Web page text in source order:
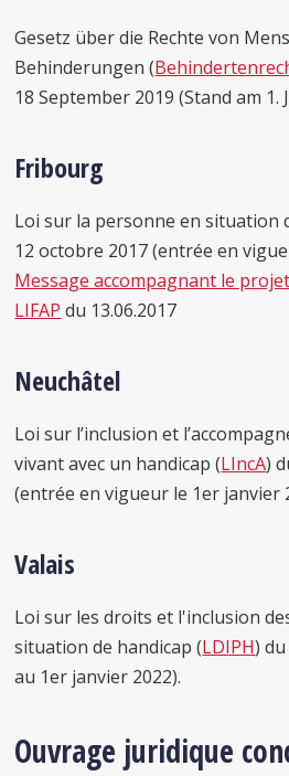
Gesetz über die Rechte von
Behinderungen (
18 September 2019 (Stand am 1.
Fribourg
Loi sur la personne en situation
12 octobre 2017 (entrée en
Message accompagnant le
LIFAP du 13.06.2017
Neuchâtel
Loi sur l’inclusion et
vivant avec un handicap (LIncA)
(entrée en vigueur le 1er janvier
Valais
Loi sur les droits et l'inclusion
situation de handicap (LDIPH)
au 1er janvier 2022).
Ouvrage juridique